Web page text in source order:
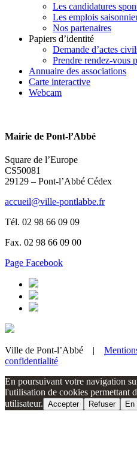
Les candidatures
Les emplois
Nos partenaires
Papiers d’identité
Demande d’actes
Prendre rendez-vous
Annuaire des associations
Carte interactive
Webcam
Mairie de Pont-l’Abbé
Square de l’Europe
CS50081
29129 – Pont-l’Abbé Cédex
accueil@ville-pontlabbe.fr
Tél. 02 98 66 09 09
Fax. 02 98 66 09 00
Page Facebook
Ville de Pont-l’Abbé |
confidentialité
En poursuivant votre navigation
l'utilisation de cookies permettant
utilisateur. Accepter Refuser En